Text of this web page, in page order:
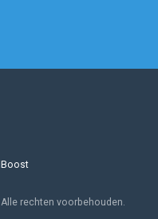
rechten voorbehouden.